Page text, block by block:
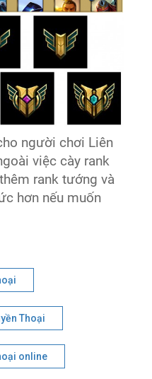
người chơi Liên
việc cày rank
rank tướng và
hơn nếu muốn
Thoại
online